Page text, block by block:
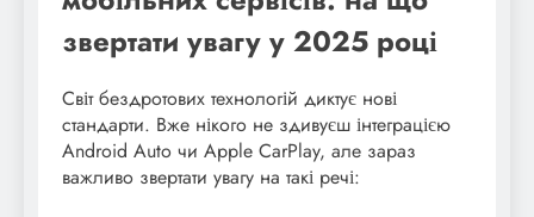
звертати увагу у 2025 році
Світ бездротових технологій диктує нові
стандарти. Вже нікого не здивуєш інтеграцією
Android Auto чи Apple CarPlay, але зараз
важливо звертати увагу на такі речі: